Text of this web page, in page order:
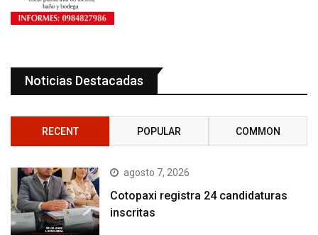
Noticias Destacadas
RECENT POPULAR COMMON
agosto 7, 2026
Cotopaxi registra 24 candidaturas
inscritas